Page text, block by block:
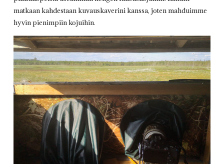
matkaan kahdestaan kuvauskaverini kanssa, joten mahduimme
hyvin pienimpiin kojuihin.